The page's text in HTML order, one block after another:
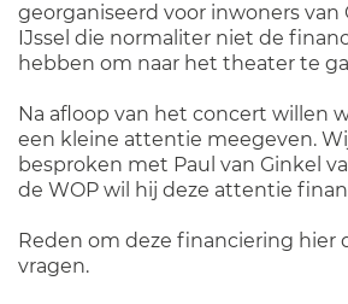
georganiseerd voor inwoners van
IJssel die normaliter niet de
hebben om naar het theater te
Na afloop van het concert willen
een kleine attentie meegeven.
besproken met Paul van Ginkel
de WOP wil hij deze attentie
Reden om deze financiering hier
vragen.